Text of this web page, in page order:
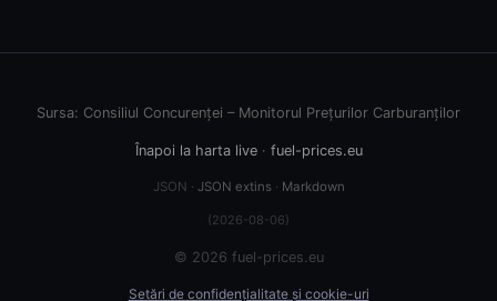
Sursa: Consiliul Concurenței – Monitorul Prețurilor Carburanților
Înapoi la harta live· fuel-prices.eu
JSON · JSON extins· Markdown
(2026-08-06)
© 2026 fuel-prices.eu
Setări de confidențialitate și cookie-uri